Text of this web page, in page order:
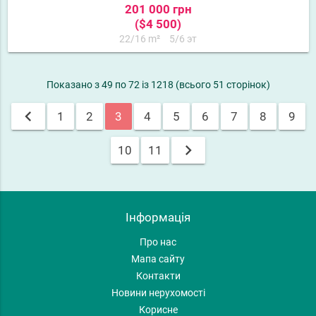
201 000 грн
($4 500)
22/16 m² 5/6 эт
Показано з 49 по 72 із 1218 (всього 51 сторінок)
chevron_left 1 2 3 4 5 6 7 8 9
10 11 chevron_right
Інформація
Про нас
Мапа сайту
Контакти
Новини нерухомості
Корисне